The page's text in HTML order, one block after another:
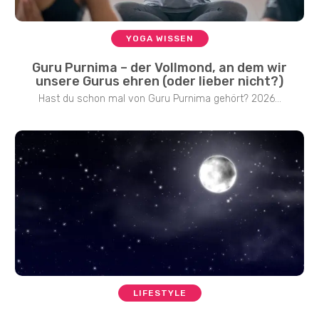
YOGA WISSEN
Guru Purnima – der Vollmond, an dem wir
unsere Gurus ehren (oder lieber nicht?)
Hast du schon mal von Guru Purnima gehört? 2026...
LIFESTYLE